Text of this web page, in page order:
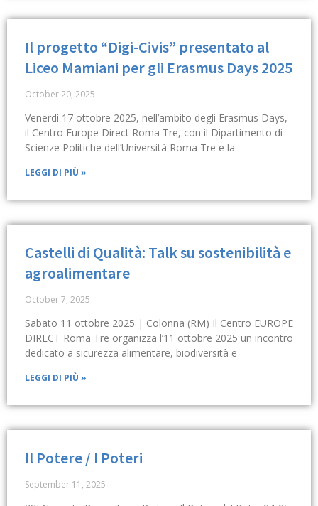
Il progetto “Digi-Civis” presentato al
Liceo Mamiani per gli Erasmus Days 2025
October 20, 2025
Venerdì 17 ottobre 2025, nell’ambito degli Erasmus Days,
il Centro Europe Direct Roma Tre, con il Dipartimento di
Scienze Politiche dell’Università Roma Tre e la
LEGGI DI PIÙ »
Castelli di Qualità: Talk su sostenibilità e
agroalimentare
October 7, 2025
Sabato 11 ottobre 2025 | Colonna (RM) Il Centro EUROPE
DIRECT Roma Tre organizza l’11 ottobre 2025 un incontro
dedicato a sicurezza alimentare, biodiversità e
LEGGI DI PIÙ »
Il Potere / I Poteri
September 11, 2025